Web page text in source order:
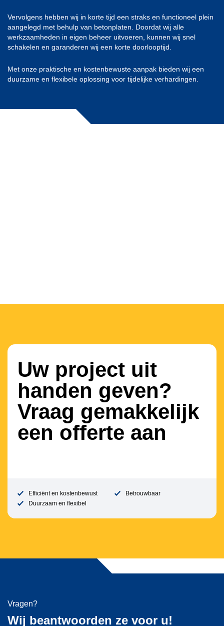
Vervolgens hebben wij in korte tijd een straks en functioneel plein
aangelegd met behulp van betonplaten. Doordat wij alle
werkzaamheden in eigen beheer uitvoeren, kunnen wij snel
schakelen en garanderen wij een korte doorlooptijd.
Met onze praktische en kostenbewuste aanpak bieden wij een
duurzame en flexibele oplossing voor tijdelijke verhardingen.
Uw project uit
handen geven?
Vraag gemakkelijk
een offerte aan
Efficiënt en kostenbewust
Betrouwbaar
Duurzaam en flexibel
Vragen?
Wij beantwoorden ze voor u!